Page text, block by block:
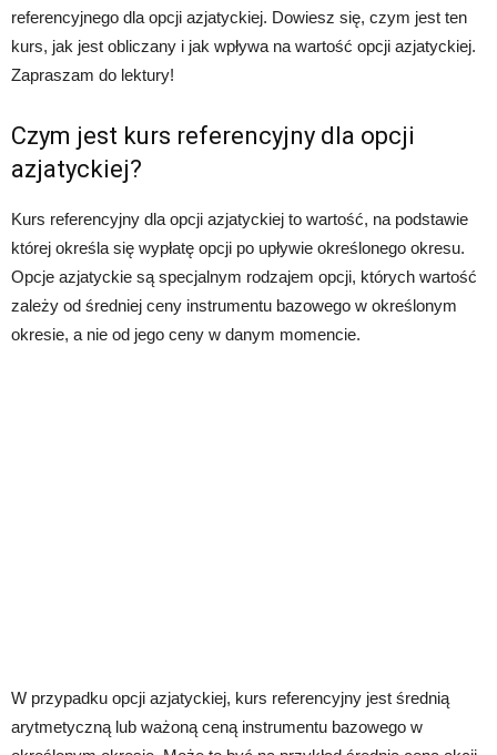
referencyjnego dla opcji azjatyckiej. Dowiesz się, czym jest ten
kurs, jak jest obliczany i jak wpływa na wartość opcji azjatyckiej.
Zapraszam do lektury!
Czym jest kurs referencyjny dla opcji
azjatyckiej?
Kurs referencyjny dla opcji azjatyckiej to wartość, na podstawie
której określa się wypłatę opcji po upływie określonego okresu.
Opcje azjatyckie są specjalnym rodzajem opcji, których wartość
zależy od średniej ceny instrumentu bazowego w określonym
okresie, a nie od jego ceny w danym momencie.
W przypadku opcji azjatyckiej, kurs referencyjny jest średnią
arytmetyczną lub ważoną ceną instrumentu bazowego w